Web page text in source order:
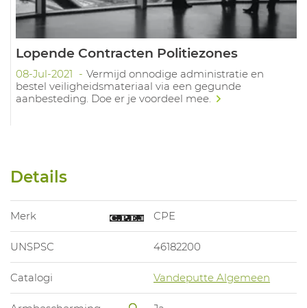
Lopende Contracten Politiezones
08-Jul-2021
Vermijd onnodige administratie en
bestel veiligheidsmateriaal via een gegunde
aanbesteding. Doe er je voordeel mee.
Details
Merk CPE
UNSPSC 46182200
Catalogi Vandeputte Algemeen